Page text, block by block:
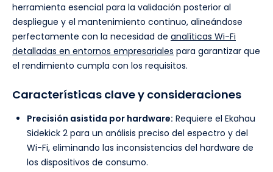
herramienta esencial para la validación posterior al
despliegue y el mantenimiento continuo, alineándose
perfectamente con la necesidad de analíticas Wi-Fi
detalladas en entornos empresariales para garantizar que
el rendimiento cumpla con los requisitos.
Características clave y consideraciones
Precisión asistida por hardware: Requiere el Ekahau
Sidekick 2 para un análisis preciso del espectro y del
Wi-Fi, eliminando las inconsistencias del hardware de
los dispositivos de consumo.